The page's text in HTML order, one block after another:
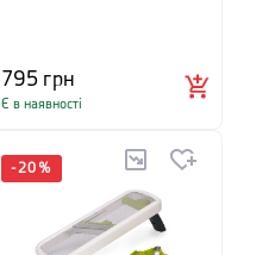
795грн
Є в наявності
-20 %